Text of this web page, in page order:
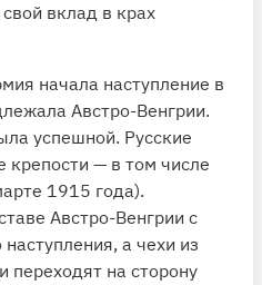
вклад в крах
начала наступление в
Австро-Венгрии.
успешной. Русские
крепости — в том числе
1915 года).
Австро-Венгрии с
а чехи из
переходят на сторону